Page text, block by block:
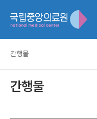
간행물
간행물